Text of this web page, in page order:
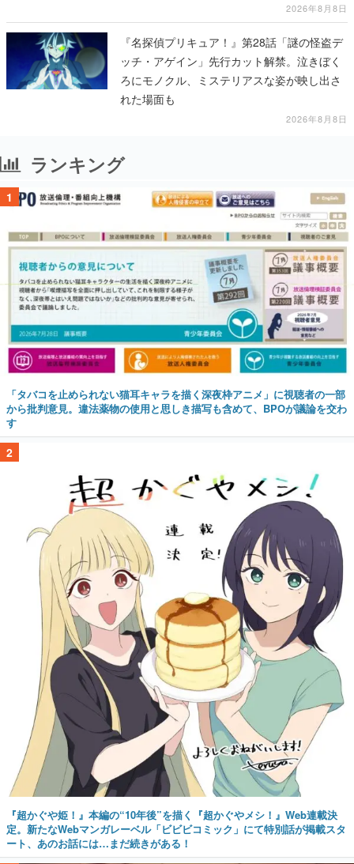
2026年8月8日
『名探偵プリキュア！』第28話「謎の怪盗デ
ッチ・アゲイン」先行カット解禁。泣きぼく
ろにモノクル、ミステリアスな姿が映し出さ
れた場面も
2026年8月8日
ランキング
1
「タバコを止められない猫耳キャラを描く深夜枠アニメ」に視聴者の一部
から批判意見。違法薬物の使用と思しき描写も含めて、BPOが議論を交わ
す
2
『超かぐや姫！』本編の“10年後”を描く『超かぐやメシ！』Web連載決
定。新たなWebマンガレーベル「ビビビコミック」にて特別話が掲載スタ
ート、あのお話には…まだ続きがある！